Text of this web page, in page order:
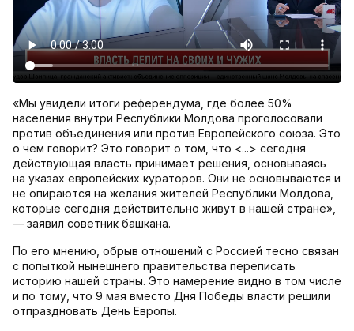
«Мы увидели итоги референдума, где более 50%
населения внутри Республики Молдова проголосовали
против объединения или против Европейского союза. Это
о чем говорит? Это говорит о том, что <...> сегодня
действующая власть принимает решения, основываясь
на указах европейских кураторов. Они не основываются и
не опираются на желания жителей Республики Молдова,
которые сегодня действительно живут в нашей стране»,
— заявил советник башкана.
По его мнению, обрыв отношений с Россией тесно связан
с попыткой нынешнего правительства переписать
историю нашей страны. Это намерение видно в том числе
и по тому, что 9 мая вместо Дня Победы власти решили
отпраздновать День Европы.